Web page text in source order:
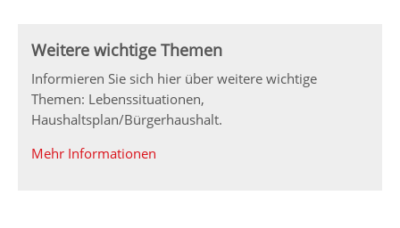
Weitere wichtige Themen
Informieren Sie sich hier über weitere wichtige
Themen: Lebenssituationen,
Haushaltsplan/Bürgerhaushalt.
Mehr Informationen